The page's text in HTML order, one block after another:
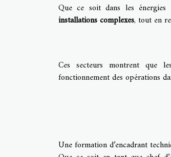
Que ce soit dans les énergies
installations complexes, tout en
Ces secteurs montrent que
fonctionnement des opérations
Une formation d’encadrant